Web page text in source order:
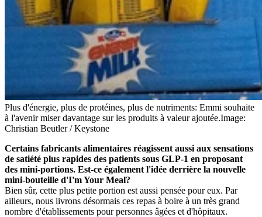
Plus d'énergie, plus de protéines, plus de nutriments: Emmi souhaite
à l'avenir miser davantage sur les produits à valeur ajoutée.Image:
Christian Beutler / Keystone
Certains fabricants alimentaires réagissent aussi aux sensations
de satiété plus rapides des patients sous GLP-1 en proposant
des mini-portions. Est-ce également l'idée derrière la nouvelle
mini-bouteille d'I'm Your Meal?
Bien sûr, cette plus petite portion est aussi pensée pour eux. Par
ailleurs, nous livrons désormais ces repas à boire à un très grand
nombre d'établissements pour personnes âgées et d'hôpitaux.